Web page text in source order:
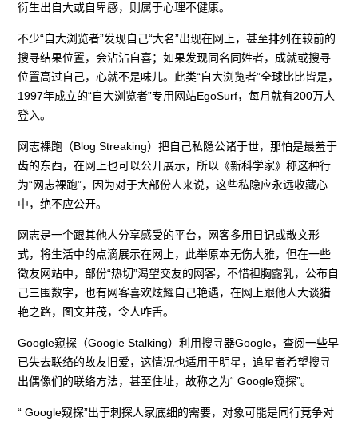
衍生出自大或自卑感，则属于心理不健康。
不少“自大浏览者”发现自己“大名”出现在网上，甚至排列在较前的
搜寻结果位置，会沾沾自喜；如果发现同名同姓者，成就或搜寻
位置高过自己，心就不是味儿。此类“自大浏览者”全球比比皆是，
1997年成立的“自大浏览者”专用网站EgoSurf，每月就有200万人
登入。
网志裸跑（Blog Streaking）把自己私隐公诸于世，那怕是最羞于
齿的东西，在网上也可以公开展示，所以《新科学家》称这种行
为“网志裸跑”，因为对于大部份人来说，这些私隐应永远收藏心
中，绝不应公开。
网志是一个跟其他人分享感受的平台，网客多用日记或散文形
式，将生活中的点滴展示在网上，此举原本无伤大雅，但在一些
徵友网站中，部份“热切”渴望交友的网客，不惜袒胸露乳，公布自
己三围数字，也有网客喜欢炫耀自己艳遇，在网上跟他人大谈猎
艳之路，图文并茂，令人咋舌。
Google窥探（Google Stalking）利用搜寻器Google，查阅一些早
已失去联络的故友旧爱，这情况也适用于明星，追星者希望搜寻
出偶像们的联络方法，甚至住址，故称之为“ Google窥探”。
“ Google窥探”出于刺探人家底细的需要，对象可能是同行竞争对